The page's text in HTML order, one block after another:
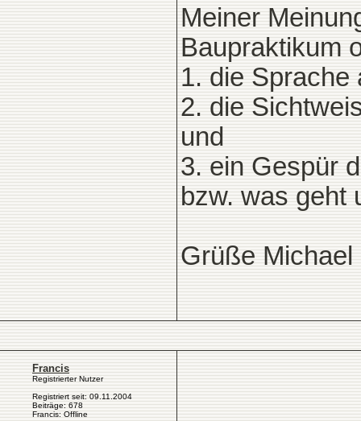
Meiner
Baupraktikum
1. die Sprache
2. die
und
3. ein Gespür
bzw. was geht
Grüße Michael
Francis
Registrierter Nutzer
Registriert seit: 09.11.2004
Beiträge: 678
Francis: Offline